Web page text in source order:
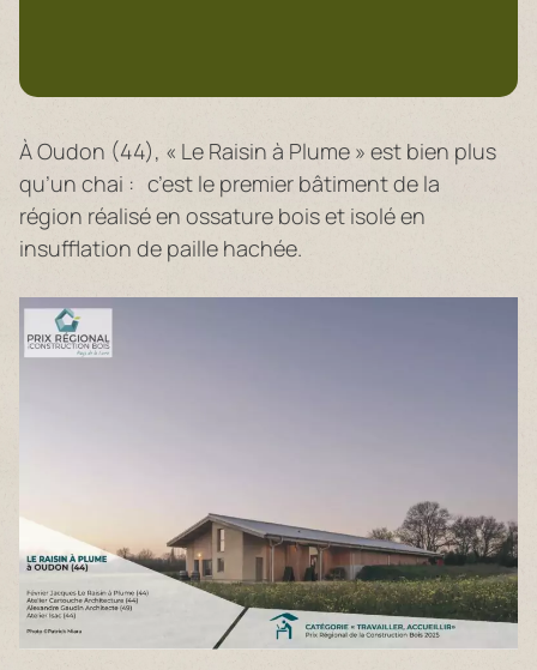
À Oudon (44), « Le Raisin à Plume » est bien plus
qu’un chai : c’est le premier bâtiment de la
région réalisé en ossature bois et isolé en
insufflation de paille hachée.